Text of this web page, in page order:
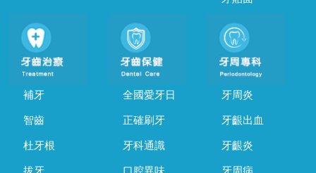
補牙
智齒
杜牙根
拔牙
全國愛牙日
正確刷牙
牙科通識
口腔異味
牙周炎
牙齦出血
牙齦炎
牙周病